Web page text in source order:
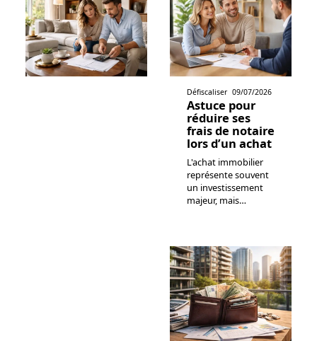
Défiscaliser 09/07/2026
Astuce pour
réduire ses
frais de notaire
lors d’un achat
L'achat immobilier
représente souvent
un investissement
majeur, mais…